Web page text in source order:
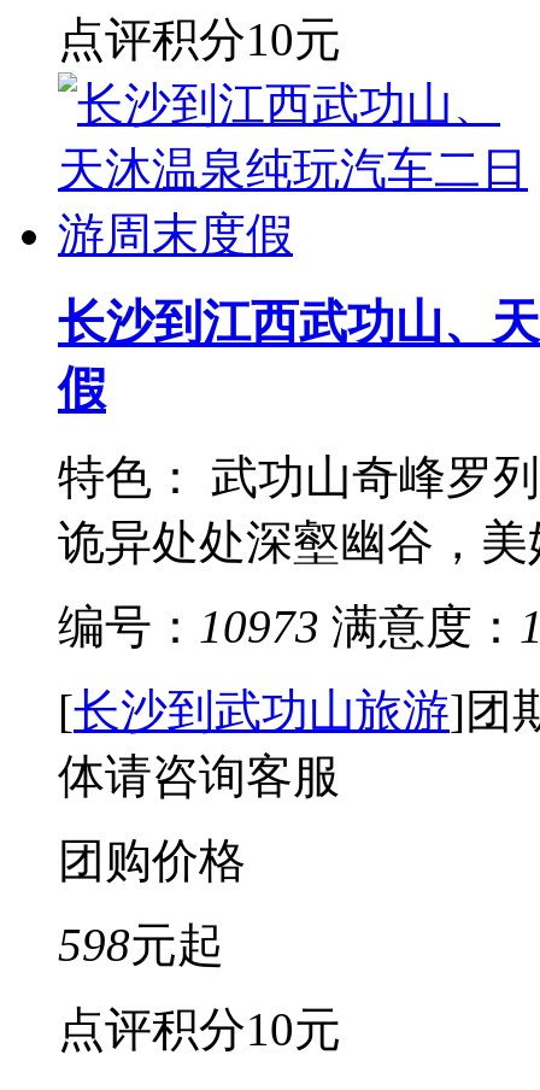
点评积分10元
长沙到江西武功山、
假
特色： 武功山奇峰罗
诡异处处深壑幽谷，
编号： 10973 满意度：
[长沙到武功山旅游]团
体请咨询客服
团购价格
598元起
点评积分10元